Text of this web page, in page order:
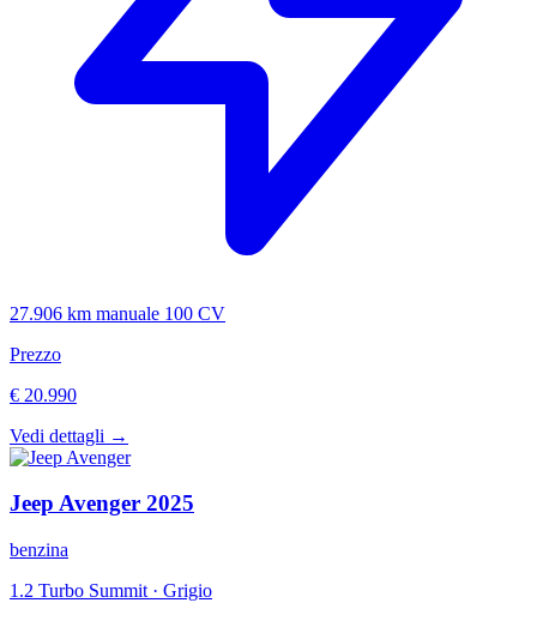
27.906 km manuale 100 CV
Prezzo
€ 20.990
Vedi dettagli →
Jeep Avenger 2025
benzina
1.2 Turbo Summit · Grigio